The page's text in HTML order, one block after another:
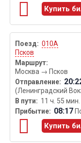
Купить
010А
Псков
Москва → Псков
(Ленинградский
11 ч. 55 мин.
08:17
Купить